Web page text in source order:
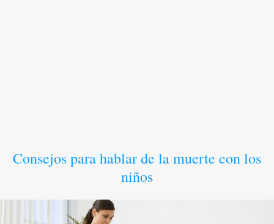
Consejos para hablar de la muerte con los
niños